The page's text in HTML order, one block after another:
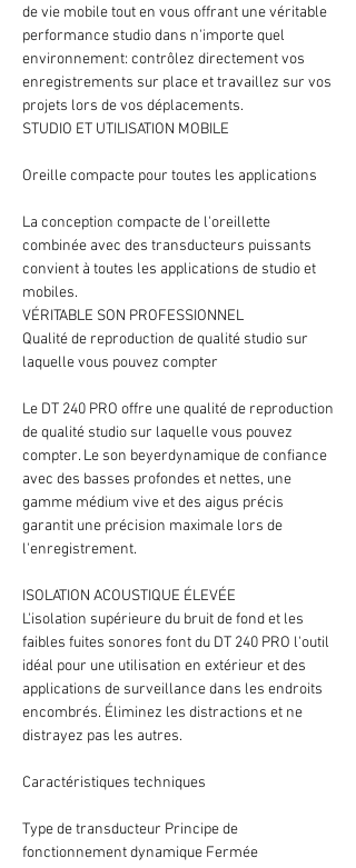
de vie mobile tout en vous offrant une véritable
performance studio dans n'importe quel
environnement: contrôlez directement vos
enregistrements sur place et travaillez sur vos
projets lors de vos déplacements.
STUDIO ET UTILISATION MOBILE
Oreille compacte pour toutes les applications
La conception compacte de l'oreillette
combinée avec des transducteurs puissants
convient à toutes les applications de studio et
mobiles.
VÉRITABLE SON PROFESSIONNEL
Qualité de reproduction de qualité studio sur
laquelle vous pouvez compter
Le DT 240 PRO offre une qualité de reproduction
de qualité studio sur laquelle vous pouvez
compter. Le son beyerdynamique de confiance
avec des basses profondes et nettes, une
gamme médium vive et des aigus précis
garantit une précision maximale lors de
l'enregistrement.
ISOLATION ACOUSTIQUE ÉLEVÉE
L'isolation supérieure du bruit de fond et les
faibles fuites sonores font du DT 240 PRO l'outil
idéal pour une utilisation en extérieur et des
applications de surveillance dans les endroits
encombrés. Éliminez les distractions et ne
distrayez pas les autres.
Caractéristiques techniques
Type de transducteur Principe de
fonctionnement dynamique Fermée